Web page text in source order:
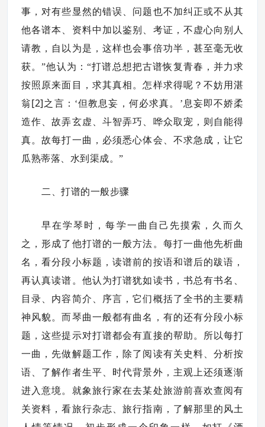
事，对有些显然的错误、问题也不加纠正或不从其
他各谱本、资料中加以鉴别、考证，不虚心向别人
请教，自以为是，这样也会事倍功半，甚至毫无收
获。”他认为：“打谱总想把古谱恢复青春，并力求
按照原来面目，求其真相。怎样求得呢？不妨用湛
翁[2]之言：‘但教息妄，何必求真。’息妄即不娇柔
造作、故弄玄虚、斗智弄巧、哗众取宠，则自能得
真。故每打一曲，必须悉心体会、不求急成，让它
瓜熟蒂落、水到渠成。”
二、打谱的一般步骤
早在学琴时，每学一曲自己先摸索，久而久
之，形成了他打谱的一般方法。每打一曲他先析曲
名，看分段小标题，读谱前的按语和谱后的跋语，
再认真读谱。他认为打谱犹如读书，书总有书名、
目录、内容简介、序言，它们概括了全书的主要精
神风貌。而琴曲一般都有曲名，有的还有分段小标
题，这些提示对打谱都会有直接的帮助。所以每打
一曲，先做解题工作，除了阅读有关史料、分析按
语、了解作者生平、时代背景外，主观上还须逐渐
进入意境。就象旅行家在去某处旅游前喜欢查阅有
关资料，看旅行杂志、旅行指南，了解那里的风土